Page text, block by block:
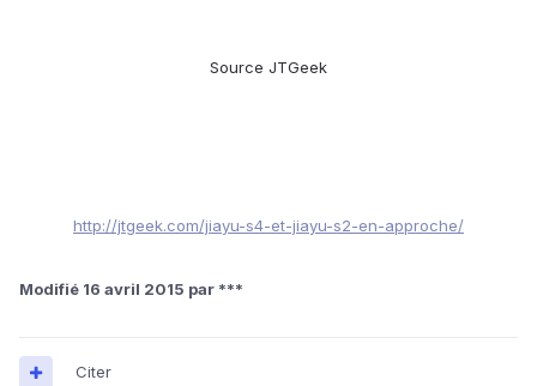
Source JTGeek
http://jtgeek.com/jiayu-s4-et-jiayu-s2-en-approche/
Modifié 16 avril 2015 par ***
Citer